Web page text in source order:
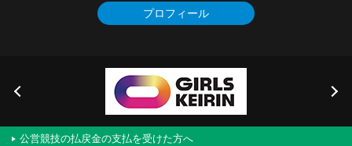
プロフィール
公営競技の払戻金の支払を受けた方へ